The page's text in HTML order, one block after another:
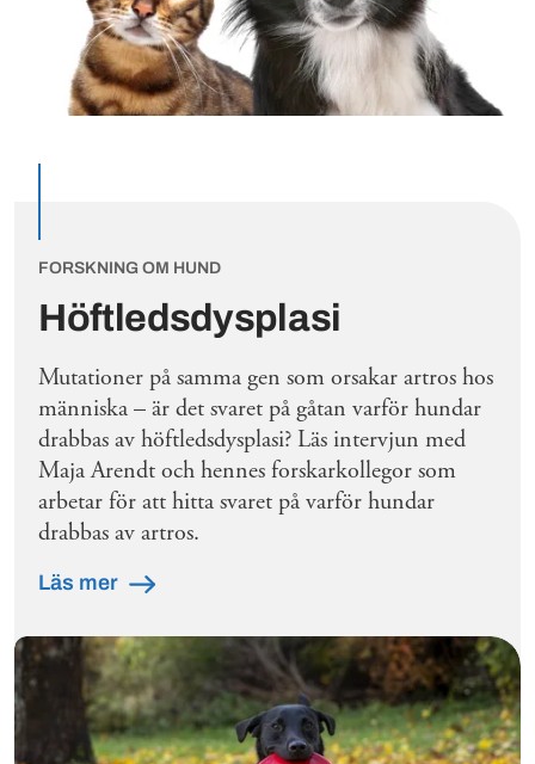
Höftledsdysplasi
FORSKNING OM HUND
Mutationer på samma gen som orsakar artros hos
människa – är det svaret på gåtan varför hundar
drabbas av höftledsdysplasi? Läs intervjun med
Maja Arendt och hennes forskarkollegor som
arbetar för att hitta svaret på varför hundar
drabbas av artros.
Läs mer